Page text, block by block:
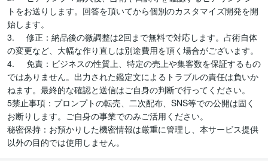
トをお送りします。回答を頂いてから個別のカスタマイズ開発を開
始します。
3.	修正：納品後の微調整は2回まで無料で対応します。占術自体
の変更など、大幅な作り直しは別途費用を頂く場合がございます。
4.	免責：ビジネスの性質上、特定の売上や集客数を保証するもの
ではありません。出力された鑑定文によるトラブルの責任は負いか
ねます。最終的な確認と送信はご自身の判断で行ってください。
5禁止事項：プロンプトの転売、二次配布、SNS等での公開は固く
お断りします。ご自身の事業でのみご活用ください。
秘密保持：お預かりした機密情報は厳重に管理し、本サービス提供